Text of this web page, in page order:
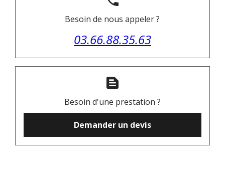
Besoin de nous appeler ?
03.66.88.35.63
text_snippet
Besoin d'une prestation ?
Demander un devis